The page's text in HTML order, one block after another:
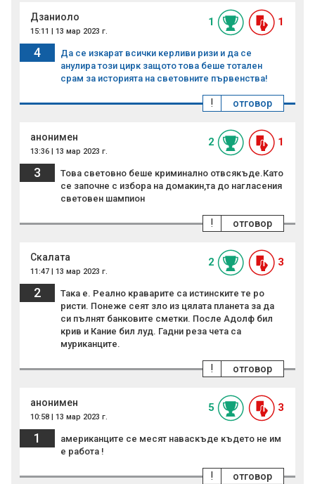
Дзаниоло
15:11 | 13 мар 2023 г.
1 1
4
Да се изкарат всички керливи ризи и да се
анулира този цирк защото това беше тотален
срам за историята на световните първенства!
отговор
!
анонимен
13:36 | 13 мар 2023 г.
2 1
3
Това световно беше криминално отвсякъде.Като
се започне с избора на домакин,та до нагласения
световен шампион
отговор
!
Скалата
11:47 | 13 мар 2023 г.
2 3
2
Така е. Реално краварите са истинските те ро
ристи. Понеже сеят зло из цялата планета за да
си пълнят банковите сметки. После Адолф бил
крив и Кание бил луд. Гадни реза чета са
муриканците.
отговор
!
анонимен
10:58 | 13 мар 2023 г.
5 3
1
американците се месят наваскъде където не им
е работа !
отговор
!